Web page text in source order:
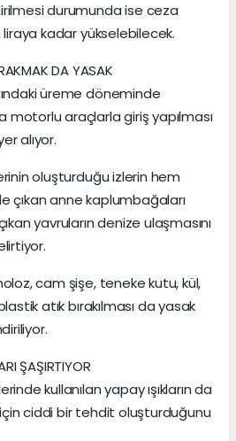
durumunda ise ceza
kadar yükselebilecek.
DA YASAK
üreme döneminde
motorlu araçlarla giriş yapılması
alıyor.
oluşturduğu izlerin hem
çıkan anne kaplumbağaları
yavruların denize ulaşmasını
cam şişe, teneke kutu, kül,
atık bırakılması da yasak
ŞAŞIRTIYOR
kullanılan yapay ışıkların da
ciddi bir tehdit oluşturduğunu